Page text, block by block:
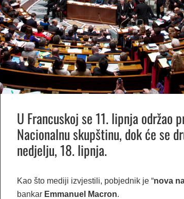
U Francuskoj se 11. lipnja održao
Nacionalnu skupštinu, dok će se
nedjelju, 18. lipnja.
Kao što mediji izvjestili, pobjednik je “nova
bankar Emmanuel Macron.